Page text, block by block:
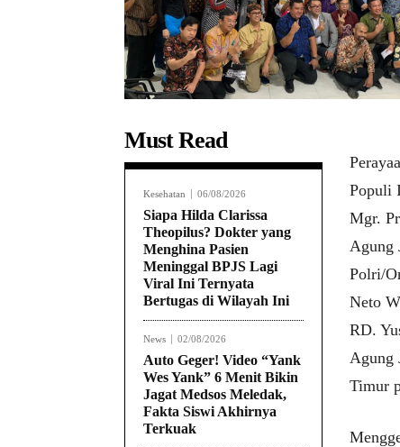
Must Read
Kesehatan 06/08/2026
Siapa Hilda Clarissa
Theopilus? Dokter yang
Menghina Pasien
Meninggal BPJS Lagi
Viral Ini Ternyata
Bertugas di Wilayah Ini
News 02/08/2026
Auto Geger! Video “Yank
Wes Yank” 6 Menit Bikin
Jagat Medsos Meledak,
Fakta Siswi Akhirnya
Terkuak
Populi
Mgr.
Agung
Polri/
Neto
RD.
Agung
Timur